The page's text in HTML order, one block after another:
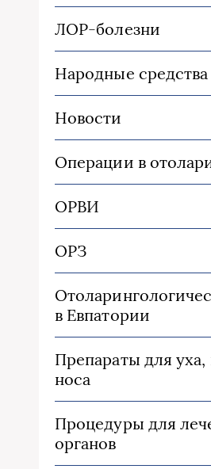
ЛОР-болезни
Народные средства
Новости
Операции в
ОРВИ
ОРЗ
в Евпатории
Препараты для уха,
носа
Процедуры для
органов